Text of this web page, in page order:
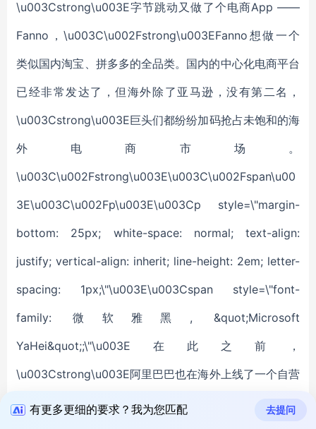
有更多更细的要求？我为您匹配 去提问